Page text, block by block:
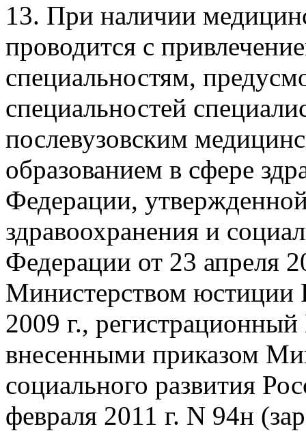
13. При наличии
проводится с
специальностям,
специальностей
послевузовским
образованием в сфере
Федерации,
здравоохранения и
Федерации от 23 апреля
Министерством юстиции
2009 г.,
внесенными приказом
социального развития
февраля 2011 г. N 94н